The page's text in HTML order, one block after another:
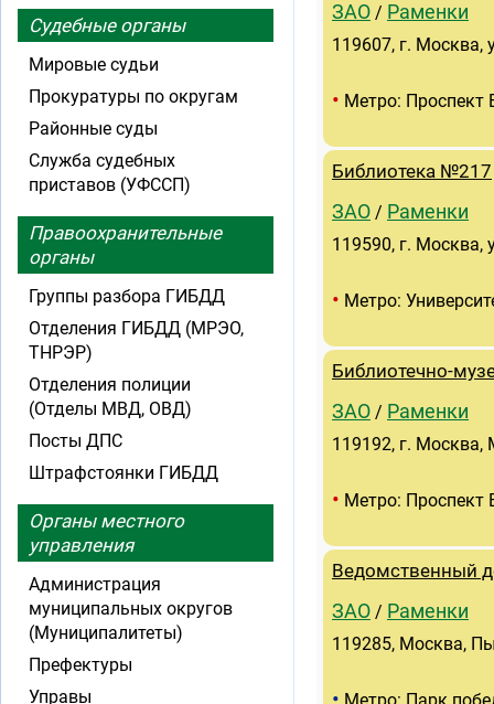
ЗАО / Раменки
119607, г. Москва,
• Метро: Проспект
Библиотека №217
ЗАО / Раменки
119590, г. Москва,
• Метро:
Библиотечно-
ЗАО / Раменки
119192, г. Москва,
• Метро: Проспект
Ведомственный
ЗАО / Раменки
119285, Москва,
•
Судебные органы
Мировые судьи
Прокуратуры по округам
Районные суды
Служба судебных
приставов (УФССП)
Правоохранительные
органы
Группы разбора ГИБДД
Отделения ГИБДД (МРЭО,
ТНРЭР)
Отделения полиции
(Отделы МВД, ОВД)
Посты ДПС
Штрафстоянки ГИБДД
Органы местного
управления
Администрация
муниципальных округов
(Муниципалитеты)
Префектуры
Управы